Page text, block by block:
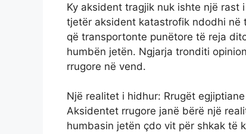
Ky aksident tragjik nuk ishte një rast
tjetër aksident katastrofik ndodhi në
që transportonte punëtore të reja
humbën jetën. Ngjarja tronditi
rrugore në vend.
Një realitet i hidhur: Rrugët
Aksidentet rrugore janë bërë një
humbasin jetën çdo vit për shkak të